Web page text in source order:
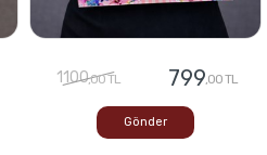
1100,00 TL 799,00 TL
Gönder